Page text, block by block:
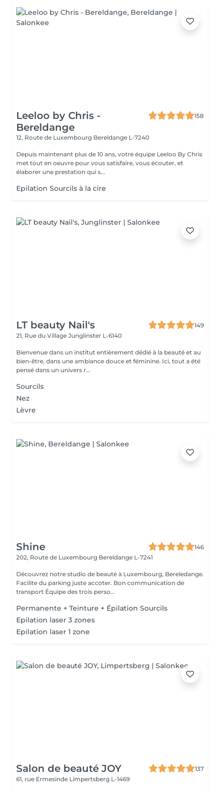
Leeloo by Chris -
Bereldange
158
12, Route de Luxembourg Bereldange L-7240
Depuis maintenant plus de 10 ans, votre équipe Leeloo By Chris
met tout en oeuvre pour vous satisfaire, vous écouter, et
élaborer une prestation qui s...
Epilation Sourcils à la cire
LT beauty Nail's
149
21, Rue du Village Junglinster L-6140
Bienvenue dans un institut entièrement dédié à la beauté et au
bien-être, dans une ambiance douce et féminine. Ici, tout a été
pensé dans un univers r...
Sourcils
Nez
Lèvre
Shine
146
202, Route de Luxembourg Bereldange L-7241
Découvrez notre studio de beauté à Luxembourg, Bereledange.
Facilite du parking juste accoter. Bon communication de
transport Équipe des trois perso...
Permanente + Teinture + Épilation Sourcils
Epilation laser 3 zones
Epilation laser 1 zone
Salon de beauté JOY
137
61, rue Ermesinde Limpertsberg L-1469